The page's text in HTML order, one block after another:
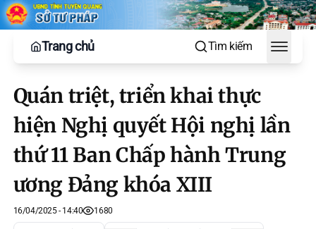
Trang chủ Tìm kiếm
Toggle
Quán triệt, triển khai thực
hiện Nghị quyết Hội nghị lần
thứ 11 Ban Chấp hành Trung
ương Đảng khóa XIII
16/04/2025 - 14:40 1680